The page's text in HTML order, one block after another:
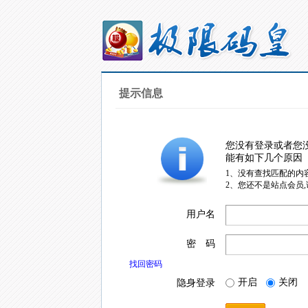
提示信息
您没有登录或者您
能有如下几个原因
1、没有查找匹配的内
2、您还不是站点会员
用户名
密 码
找回密码
隐身登录 开启 关闭